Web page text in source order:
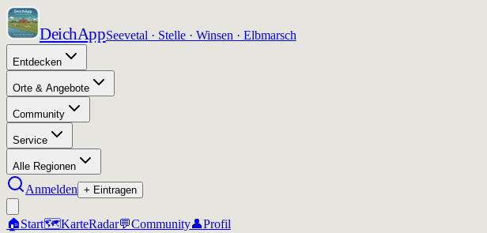
DeichAppSeevetal · Stelle · Winsen · Elbmarsch
Entdecken
Orte & Angebote
Community
Service
Alle Regionen
Anmelden + Eintragen
🏠Start🗺️KarteRadar💬Community👤Profil